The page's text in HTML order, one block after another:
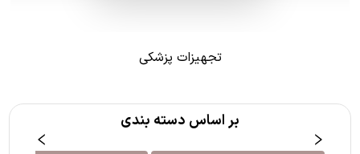
تجهیزات پزشکی
بر اساس دسته بندی